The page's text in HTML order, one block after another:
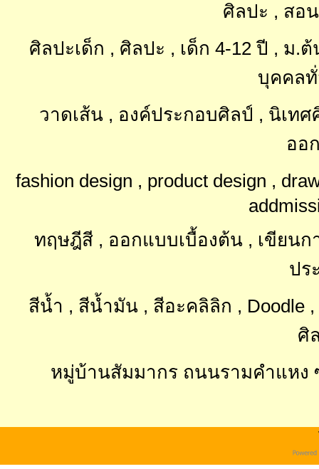
ศิลปะ , สอ
ศิลปะเด็ก , ศิลปะ , เด็ก 4-12 ปี , ม.
บุคคลทั่
วาดเส้น , องค์ประกอบศิลป์ , นิเท
ออ
fashion design , product design ,
ทฤษฎีสี , ออกแบบเบื้องต้น , เขียน
ปร
สีน้ำ , สีน้ำมัน , สีอะคลิลิก , Doodle ,
ศิ
หมู่บ้านสัมมากร ถนนรามคำแหง